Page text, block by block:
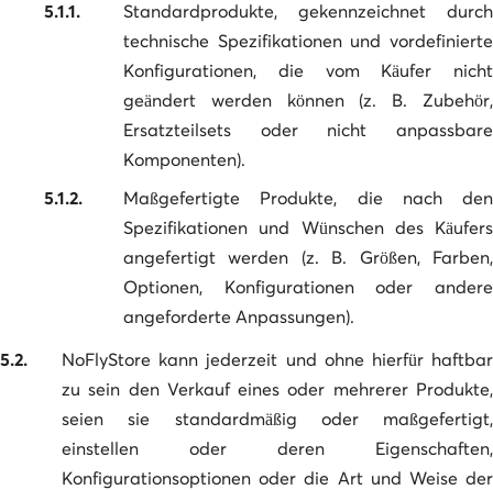
5.1.1.
Standardprodukte, gekennzeichnet durch
technische Spezifikationen und vordefinierte
Konfigurationen, die vom Käufer nicht
geändert werden können (z. B. Zubehör,
Ersatzteilsets oder nicht anpassbare
Komponenten).
5.1.2.
Maßgefertigte Produkte, die nach den
Spezifikationen und Wünschen des Käufers
angefertigt werden (z. B. Größen, Farben,
Optionen, Konfigurationen oder andere
angeforderte Anpassungen).
5.2.
NoFlyStore kann jederzeit und ohne hierfür haftbar
zu sein den Verkauf eines oder mehrerer Produkte,
seien sie standardmäßig oder maßgefertigt,
einstellen oder deren Eigenschaften,
Konfigurationsoptionen oder die Art und Weise der